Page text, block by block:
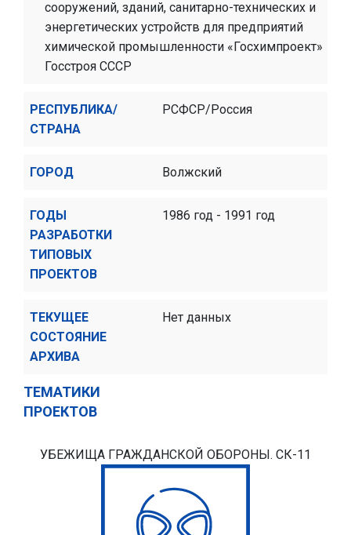
сооружений, зданий, санитарно-технических и
энергетических устройств для предприятий
химической промышленности «Госхимпроект»
Госстроя СССР
РЕСПУБЛИКА/
СТРАНА
РСФСР/Россия
ГОРОД Волжский
ГОДЫ
РАЗРАБОТКИ
ТИПОВЫХ
ПРОЕКТОВ
1986 год - 1991 год
ТЕКУЩЕЕ
СОСТОЯНИЕ
АРХИВА
Нет данных
ТЕМАТИКИ
ПРОЕКТОВ
УБЕЖИЩА ГРАЖДАНСКОЙ ОБОРОНЫ. СК-11